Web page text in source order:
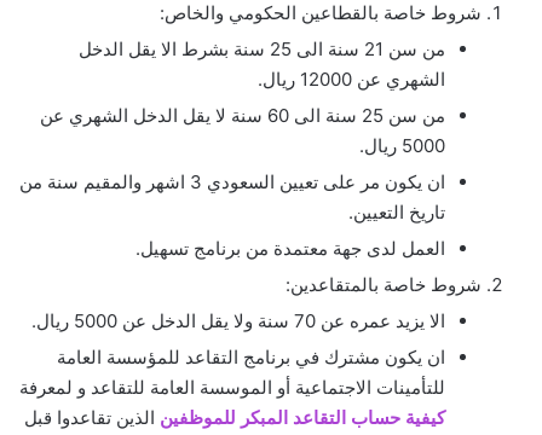
شروط خاصة بالقطاعين الحكومي والخاص:
من سن 21 سنة الى 25 سنة بشرط الا يقل الدخل
الشهري عن 12000 ريال.
من سن 25 سنة الى 60 سنة لا يقل الدخل الشهري عن
5000 ريال.
ان يكون مر على تعيين السعودي 3 اشهر والمقيم سنة من
تاريخ التعيين.
العمل لدى جهة معتمدة من برنامج تسهيل.
شروط خاصة بالمتقاعدين:
الا يزيد عمره عن 70 سنة ولا يقل الدخل عن 5000 ريال.
ان يكون مشترك في برنامج التقاعد للمؤسسة العامة
للتأمينات الاجتماعية أو الموسسة العامة للتقاعد و لمعرفة
كيفية حساب التقاعد المبكر للموظفين الذين تقاعدوا قبل